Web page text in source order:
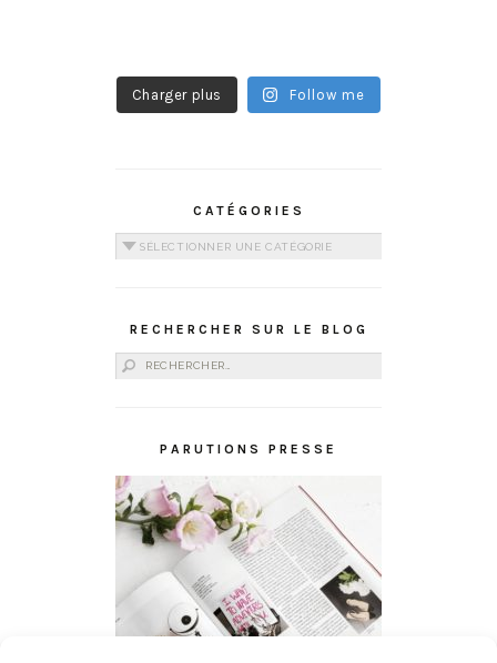
Charger plus Follow me
CATÉGORIES
Catégories
RECHERCHER SUR LE BLOG
Rechercher :
PARUTIONS PRESSE